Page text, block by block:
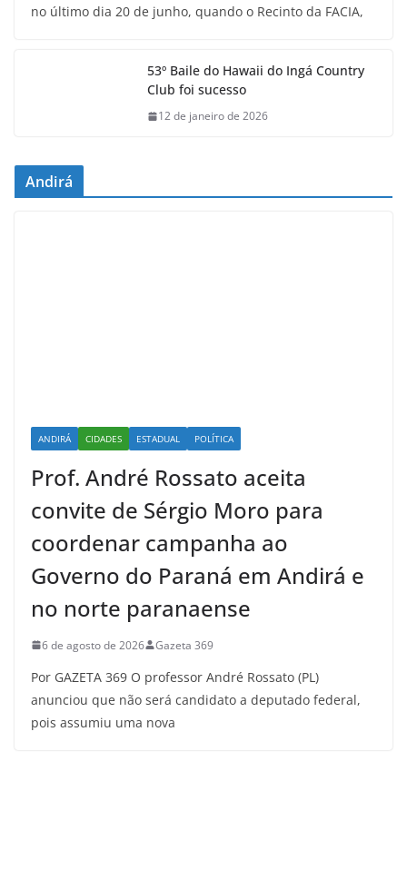
no último dia 20 de junho, quando o Recinto da FACIA,
53º Baile do Hawaii do Ingá Country
Club foi sucesso
12 de janeiro de 2026
Andirá
ANDIRÁ CIDADES ESTADUAL POLÍTICA
Prof. André Rossato aceita
convite de Sérgio Moro para
coordenar campanha ao
Governo do Paraná em Andirá e
no norte paranaense
6 de agosto de 2026 Gazeta 369
Por GAZETA 369 O professor André Rossato (PL)
anunciou que não será candidato a deputado federal,
pois assumiu uma nova